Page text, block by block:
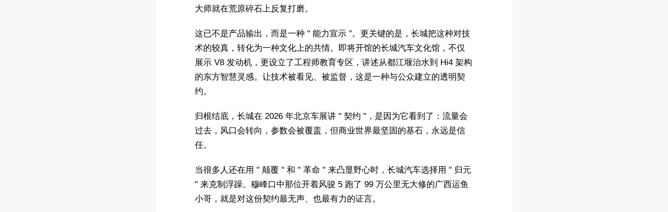
大师就在荒原碎石上反复打磨。
这已不是产品输出，而是一种 " 能力宣示 "。更关键的是，长城把这种对技
术的较真，转化为一种文化上的共情。即将开馆的长城汽车文化馆，不仅
展示 V8 发动机，更设立了工程师教育专区，讲述从都江堰治水到 Hi4 架构
的东方智慧灵感。让技术被看见、被监督，这是一种与公众建立的透明契
约。
归根结底，长城在 2026 年北京车展讲 " 契约 "，是因为它看到了：流量会
过去，风口会转向，参数会被覆盖，但商业世界最坚固的基石，永远是信
任。
当很多人还在用 " 颠覆 " 和 " 革命 " 来凸显野心时，长城汽车选择用 " 归元
" 来克制浮躁。穆峰口中那位开着风骏 5 跑了 99 万公里无大修的广西运鱼
小哥，就是对这份契约最无声、也最有力的证言。